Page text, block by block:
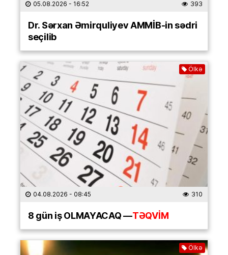
05.08.2026 - 16:52 393
Dr. Sərxan Əmirquliyev AMMİB-in sədri
seçilib
Ölkə
04.08.2026 - 08:45 310
8 gün iş OLMAYACAQ —TƏQVİM
Ölkə